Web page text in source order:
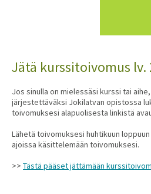
Jätä kurssitoivomus lv.
Jos sinulla on mielessäsi kurssi tai
järjestettäväksi Jokilatvan opistossa
toivomuksesi alapuolisesta linkistä
Lähetä toivomuksesi huhtikuun
ajoissa käsittelemään toivomuksesi.
>> Tästä pääset jättämään